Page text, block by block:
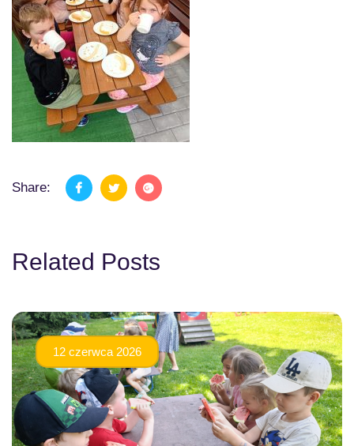
Share:
Related Posts
12 czerwca 2026